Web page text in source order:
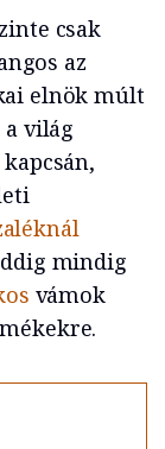
csak
az
elnök múlt
világ
mindig
vámok